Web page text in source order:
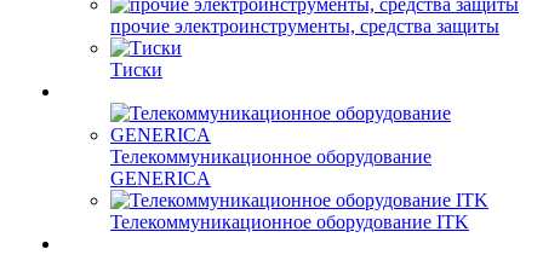
прочие электроинструменты, средства защиты
Тиски
Телекоммуникационное оборудование
GENERICA
Телекоммуникационное оборудование ITK